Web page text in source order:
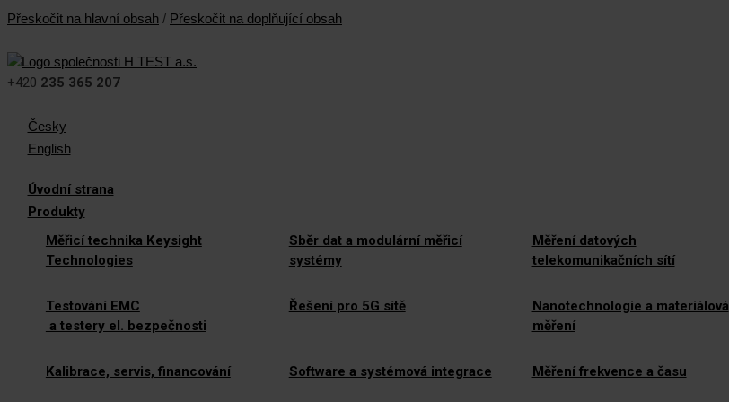
Přeskočit na hlavní obsah / Přeskočit na doplňující obsah
+420 235 365 207
Česky
English
Úvodní strana
Produkty
Měřicí technika Keysight
Technologies
Sběr dat a modulární měřicí
systémy
Měření datových
telekomunikačních sítí
Testování EMC
a testery el. bezpečnosti
Řešení pro 5G sítě
Nanotechnologie a materiálová
měření
Kalibrace, servis, financování Software a systémová integrace Měření frekvence a času